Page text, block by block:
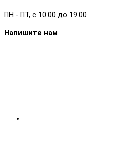
ПН - ПТ, с 10.00 до 19.00
Напишите нам